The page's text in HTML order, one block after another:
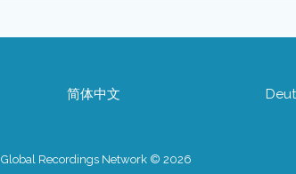
简体中文
Global Recordings Network © 2026